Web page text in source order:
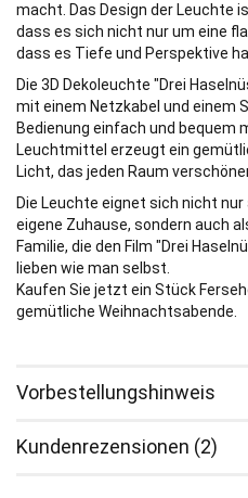
macht. Das Design der Leuchte
dass es sich nicht nur um eine
dass es Tiefe und Perspektive
Die 3D Dekoleuchte "Drei
mit einem Netzkabel und einem
Bedienung einfach und bequem
Leuchtmittel erzeugt ein
Licht, das jeden Raum
Die Leuchte eignet sich nicht
eigene Zuhause, sondern auch
Familie, die den Film "Drei
lieben wie man selbst.
Kaufen Sie jetzt ein Stück
gemütliche Weihnachtsabende.
Vorbestellungshinweis
Kundenrezensionen (2)